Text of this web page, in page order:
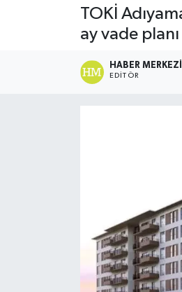
TOKİ
ay vade
HABER MERKEZI
EDITÖR
Dursunbey